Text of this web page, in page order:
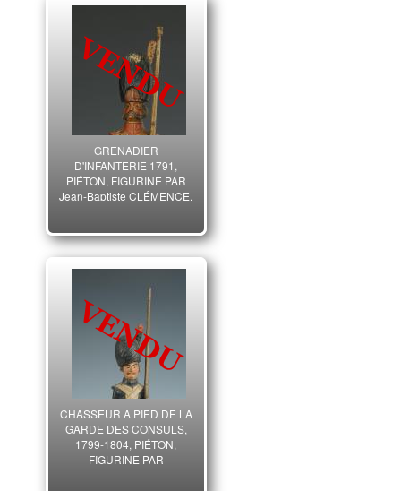
GRENADIER
D'INFANTERIE 1791,
PIÉTON, FIGURINE PAR
Jean-Baptiste CLÉMENCE,
CHASSEUR À PIED DE LA
GARDE DES CONSULS,
1799-1804, PIÉTON,
FIGURINE PAR